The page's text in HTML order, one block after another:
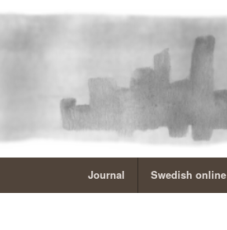
Journal Swedish online